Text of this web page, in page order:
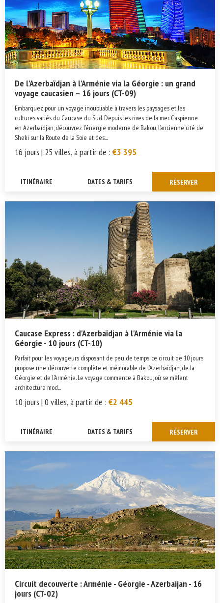
De l’Azerbaïdjan à l’Arménie via la Géorgie : un grand
voyage caucasien – 16 jours (CT-09)
Embarquez pour un voyage inoubliable à travers les paysages et les
cultures variés du Caucase du Sud. Depuis les rives de la mer Caspienne
en Azerbaïdjan, découvrez l’énergie moderne de Bakou, l’ancienne cité de
Sheki sur la Route de la Soie et des...
16 jours | 25 villes, à partir de :€3 395
ITINÉRAIRE DATES & TARIFS RÉSERVER
Caucase Express : d'Azerbaïdjan à l'Arménie via la
Géorgie - 10 jours (CT-10)
Parfait pour les voyageurs disposant de peu de temps, ce circuit de 10 jours
propose une découverte complète et mémorable de l’Azerbaïdjan, de la
Géorgie et de l’Arménie. Le voyage commence à Bakou, où se mêlent
architecture mod...
10 jours | 0 villes, à partir de :€2 445
ITINÉRAIRE DATES & TARIFS RÉSERVER
Circuit decouverte : Arménie - Géorgie - Azerbaijan - 16
jours (CT-02)